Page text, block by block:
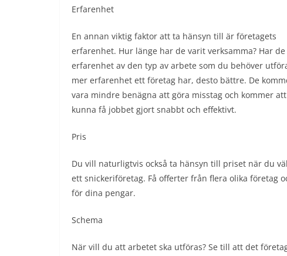
Erfarenhet
En annan viktig faktor att ta hänsyn till är företagets
erfarenhet. Hur länge har de varit verksamma? Har de
erfarenhet av den typ av arbete som du behöver
mer erfarenhet ett företag har, desto bättre. De
vara mindre benägna att göra misstag och kommer att
kunna få jobbet gjort snabbt och effektivt.
Pris
Du vill naturligtvis också ta hänsyn till priset när du
ett snickeriföretag. Få offerter från flera olika företag
för dina pengar.
Schema
När vill du att arbetet ska utföras? Se till att det